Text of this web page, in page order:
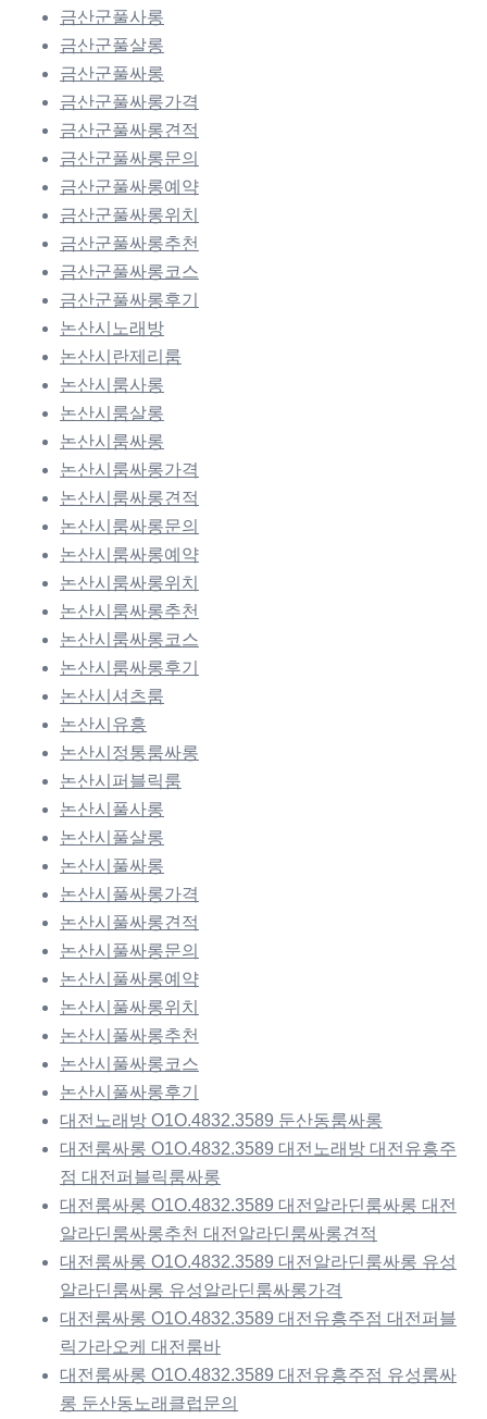
금산군풀사롱
금산군풀살롱
금산군풀싸롱
금산군풀싸롱가격
금산군풀싸롱견적
금산군풀싸롱문의
금산군풀싸롱예약
금산군풀싸롱위치
금산군풀싸롱추천
금산군풀싸롱코스
금산군풀싸롱후기
논산시노래방
논산시란제리룸
논산시룸사롱
논산시룸살롱
논산시룸싸롱
논산시룸싸롱가격
논산시룸싸롱견적
논산시룸싸롱문의
논산시룸싸롱예약
논산시룸싸롱위치
논산시룸싸롱추천
논산시룸싸롱코스
논산시룸싸롱후기
논산시셔츠룸
논산시유흥
논산시정통룸싸롱
논산시퍼블릭룸
논산시풀사롱
논산시풀살롱
논산시풀싸롱
논산시풀싸롱가격
논산시풀싸롱견적
논산시풀싸롱문의
논산시풀싸롱예약
논산시풀싸롱위치
논산시풀싸롱추천
논산시풀싸롱코스
논산시풀싸롱후기
대전노래방 O1O.4832.3589 둔산동룸싸롱
대전룸싸롱 O1O.4832.3589 대전노래방 대전유흥주
점 대전퍼블릭룸싸롱
대전룸싸롱 O1O.4832.3589 대전알라딘룸싸롱 대전
알라딘룸싸롱추천 대전알라딘룸싸롱견적
대전룸싸롱 O1O.4832.3589 대전알라딘룸싸롱 유성
알라딘룸싸롱 유성알라딘룸싸롱가격
대전룸싸롱 O1O.4832.3589 대전유흥주점 대전퍼블
릭가라오케 대전룸바
대전룸싸롱 O1O.4832.3589 대전유흥주점 유성룸싸
롱 둔산동노래클럽문의